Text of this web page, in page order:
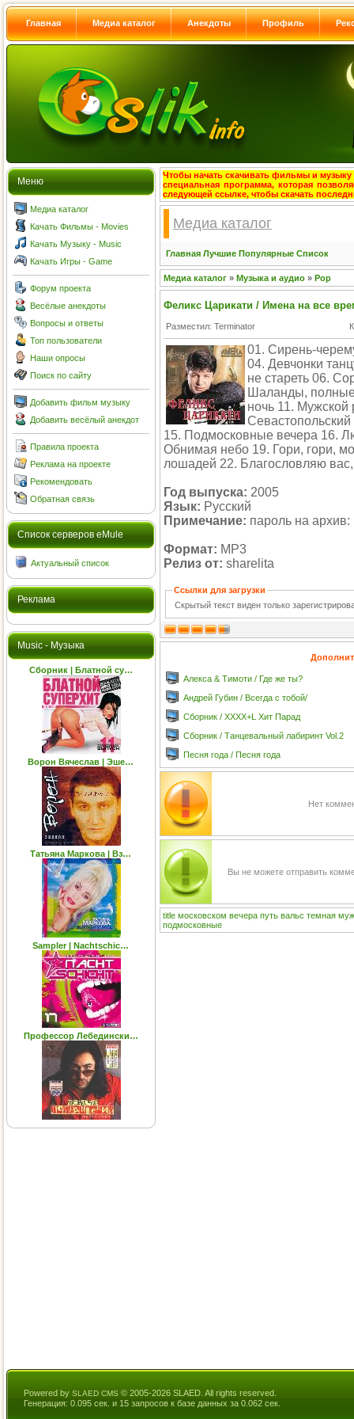
Главная Медиа каталог Анекдоты Профиль
Меню
Медиа каталог
Качать Фильмы - Movies
Качать Музыку - Music
Качать Игры - Game
Форум проекта
Весёлые анекдоты
Вопросы и ответы
Топ пользователи
Наши опросы
Поиск по сайту
Добавить фильм музыку
Добавить весёлый анекдот
Правила проекта
Реклама на проекте
Рекомендовать
Обратная связь
Cписок серверов eMule
Актуальный список
Реклама
Music - Музыка
Сборник | Блатной су…
Ворон Вячеслав | Эше…
Татьяна Маркова | Вз…
Sampler | Nachtschic…
Профессор Лебедински…
Чтобы начать скачивать фильмы и музыку
специальная программа, которая
следующей ссылке, чтобы скачать
Медиа каталог
Главная Лучшие Популярные Список
Медиа каталог » Музыка и аудио » Pop
Феликс Царикати / Имена на все
Разместил: Terminator
01. Сирень-
04. Девчонки
не стареть 06.
Шаланды,
ночь 11. Мужской
15. Подмосковные вечера 16.
Обнимая небо 19. Гори, гори,
лошадей 22. Благословляю
Год выпуска: 2005
Язык: Русский
Примечание: пароль на
Формат: MP3
Релиз от: sharelita
Ссылки для загрузки
Скрытый текст виден только
Алекса & Тимоти / Где же ты?
Андрей Губин / Всегда с тобой/
Сборник / XXXX+L Хит Парад
Сборник / Танцевальный лабиринт Vol.2
Песня года / Песня года
Нет
Вы не можете отправить
title московском вечера путь вальс темная
подмосковные
Powered by SLAED CMS © 2005-2026 SLAED. All rights reserved.
Генерация: 0.095 сек. и 15 запросов к базе данных за 0.062 сек.